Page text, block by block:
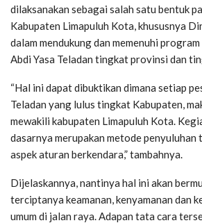
dilaksanakan sebagai salah satu bentuk
Kabupaten Limapuluh Kota, khususnya
dalam mendukung dan memenuhi
Abdi Yasa Teladan tingkat provinsi dan
“Hal ini dapat dibuktikan dimana setiap
Teladan yang lulus tingkat Kabupaten,
mewakili kabupaten Limapuluh Kota.
dasarnya merupakan metode
aspek aturan berkendara,” tambahnya.
Dijelaskannya, nantinya hal ini akan
terciptanya keamanan, kenyamanan dan
umum di jalan raya. Adapan tata cara